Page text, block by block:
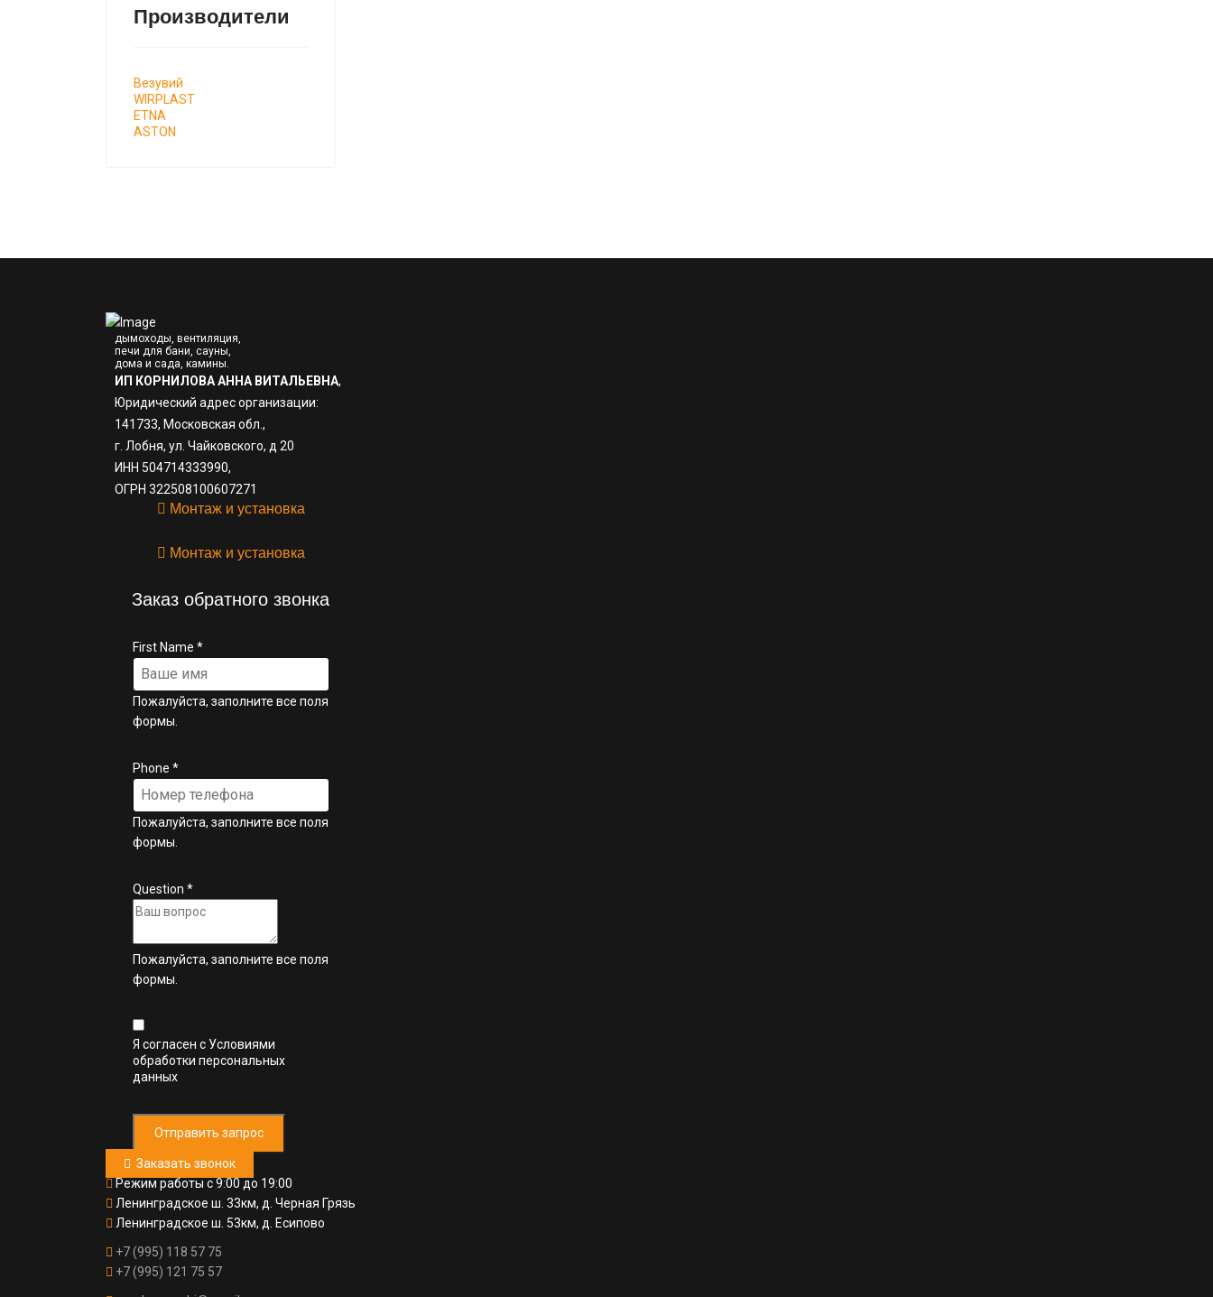
Производители
Везувий
WIRPLAST
ETNA
ASTON
дымоходы, вентиляция,
печи для бани, сауны,
дома и сада, камины.
ИП КОРНИЛОВА АННА ВИТАЛЬЕВНА,
Юридический адрес организации:
141733, Московская обл.,
г. Лобня, ул. Чайковского, д 20
ИНН 504714333990,
ОГРН 322508100607271
Монтаж и установка
Монтаж и установка
Заказ обратного звонка
First Name *
Пожалуйста, заполните все поля
формы.
Phone *
Пожалуйста, заполните все поля
формы.
Question *
Пожалуйста, заполните все поля
формы.
Я согласен с Условиями
обработки персональных
данных
Отправить запрос
Заказать звонок
Режим работы с 9:00 до 19:00
Ленинградское ш. 33км, д. Черная Грязь
Ленинградское ш. 53км, д. Есипово
+7 (995) 118 57 75
+7 (995) 121 75 57